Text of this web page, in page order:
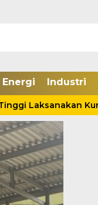
Energi Industri
Laksanakan Kurve